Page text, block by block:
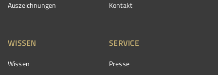
Auszeichnungen
Kontakt
WISSEN
Wissen
SERVICE
Presse